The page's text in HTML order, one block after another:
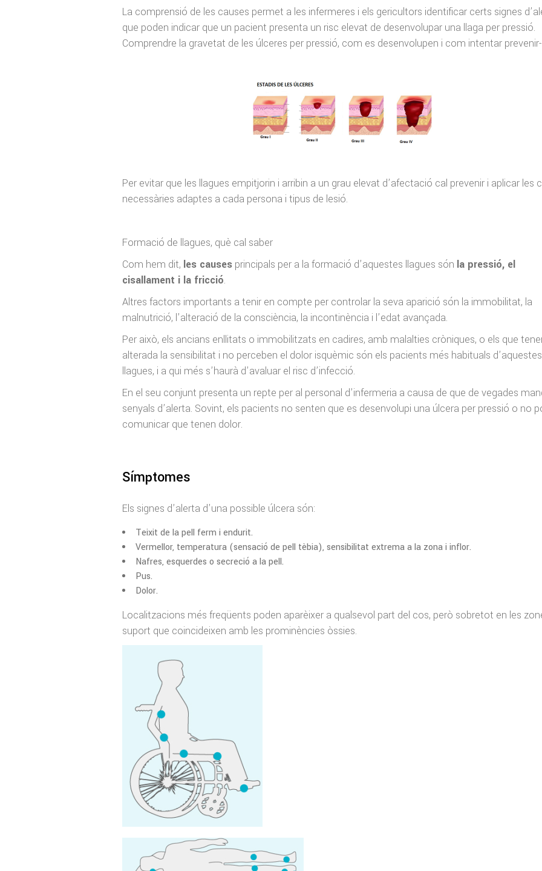
La comprensió de les causes permet a les infermeres i els gericultors identificar certs signes
que poden indicar que un pacient presenta un risc elevat de desenvolupar una llaga per pressió.
Comprendre la gravetat de les úlceres per pressió, com es desenvolupen i com intentar
Per evitar que les llagues empitjorin i arribin a un grau elevat d’afectació cal prevenir i aplicar les
necessàries adaptes a cada persona i tipus de lesió.
Formació de llagues, què cal saber
Com hem dit, les causes principals per a la formació d’aquestes llagues són la pressió, el
cisallament i la fricció.
Altres factors importants a tenir en compte per controlar la seva aparició són la immobilitat, la
malnutrició, l’alteració de la consciència, la incontinència i l’edat avançada.
Per això, els ancians enllitats o immobilitzats en cadires, amb malalties cròniques, o els que
alterada la sensibilitat i no perceben el dolor isquèmic són els pacients més habituals d’aquestes
llagues, i a qui més s’haurà d’avaluar el risc d’infecció.
En el seu conjunt presenta un repte per al personal d’infermeria a causa de que de vegades
senyals d’alerta. Sovint, els pacients no senten que es desenvolupi una úlcera per pressió o no
comunicar que tenen dolor.
Símptomes
Els signes d’alerta d’una possible úlcera són:
Teixit de la pell ferm i endurit.
Vermellor, temperatura (sensació de pell tèbia), sensibilitat extrema a la zona i inflor.
Nafres, esquerdes o secreció a la pell.
Pus.
Dolor.
Localitzacions més freqüents poden aparèixer a qualsevol part del cos, però sobretot en les
suport que coincideixen amb les prominències òssies.